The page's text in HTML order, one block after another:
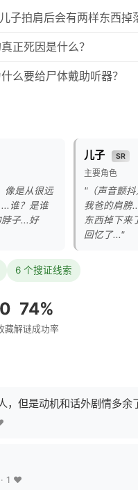
子拍肩后会有两样东西掉
正死因是什么？
么要给尸体戴助听器？
像是从很远
谁？是谁
子...好
儿子 SR
主要角色
"（声音颤
我爸的肩膀
东西掉下来
回忆了..."
6 个搜证线索
0
藏
74%
解谜成功率
，但是动机和话外剧情多
1 ❤️